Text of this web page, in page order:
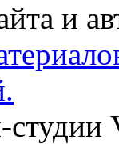
и
студии